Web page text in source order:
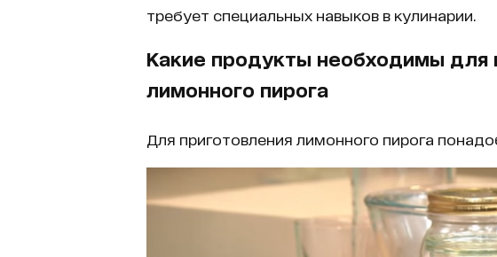
требует специальных навыков в кулинарии.
Какие продукты необходимы для
лимонного пирога
Для приготовления лимонного пирога